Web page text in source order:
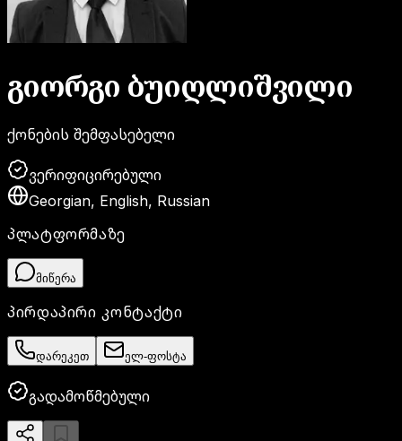
გიორგი ბუიღლიშვილი
ქონების შემფასებელი
ვერიფიცირებული
Georgian, English, Russian
პლატფორმაზე
მიწერა
პირდაპირი კონტაქტი
დარეკეთ ელ-ფოსტა
გადამოწმებული